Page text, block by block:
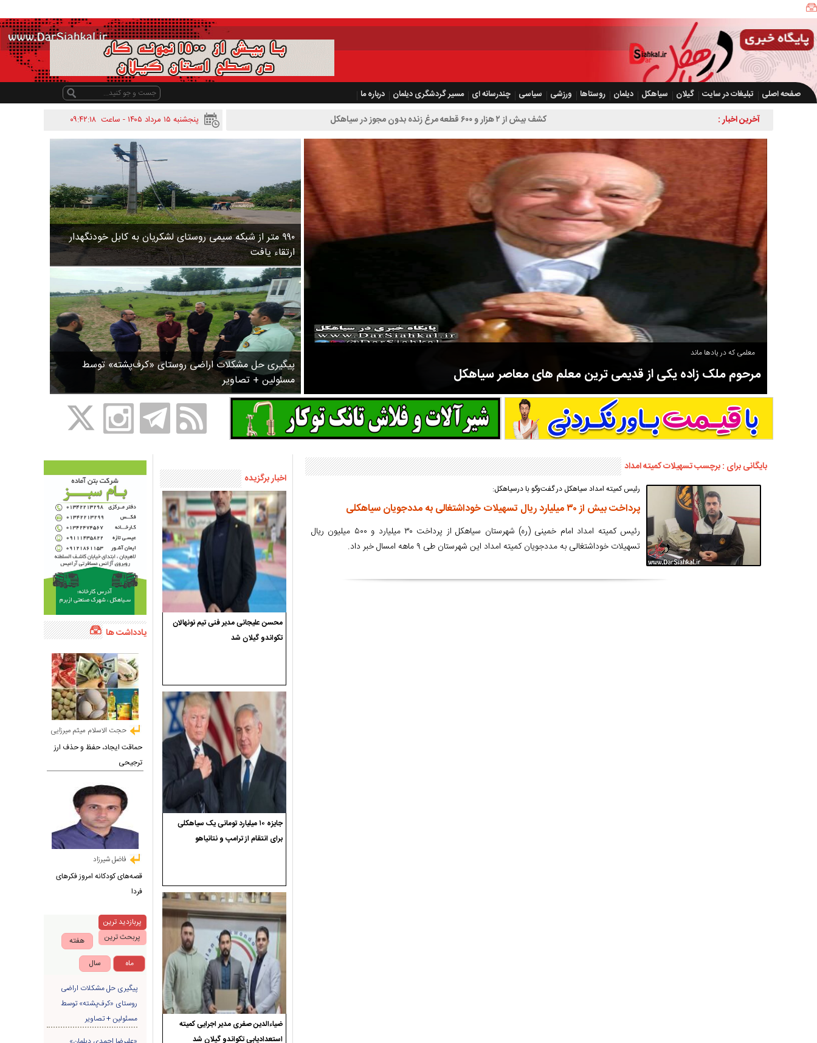
صفحه اصلی تبلیغات در سایت گیلان سیاهکل دیلمان روستاها ورزشی سیاسی چندرسانه ای مسیر گردشگری دیلمان
درباره ما
پنجشنبه ۱۵ مرداد ۱۴۰۵ - ساعت
۰۹:۴۲:۱۸ آخرین اخبار :
۹۹۰ متر از شبکه سیمی روستای لشکریان به کابل خودنگهدار
ارتقاء یافت
پیگیری حل مشکلات اراضی روستای «کرف‌پشته» توسط
مسئولین + تصاویر
معلمی که در یادها ماند
مرحوم ملک زاده یکی از قدیمی ترین معلم های معاصر سیاهکل
مرحوم ملک زاده از سال ۱۳۲۷ شروع به تدریس در مدارس سیاهکل کرد و در ۳۱ سال خدمت خود، علاوه بر تدریس در کلاس اول، معلم نهضت
سوادآموزی و عضو موسس مدرسه اورنگ سیاهکل نیز بود و در سال ۱۳۵۸ بازنشست شد.
بایگانی برای : برچسب تسهیلات کمیته امداد
رئیس کمیته امداد سیاهکل در گفت‌وگو با درسیاهکل:
پرداخت بیش از ۳۰ میلیارد ریال تسهیلات خوداشتغالی به مددجویان سیاهکلی
رئیس کمیته امداد امام خمینی (ره) شهرستان سیاهکل از پرداخت ۳۰ میلیارد و ۵۰۰ میلیون ریال
تسهیلات خوداشتغالی به مددجویان کمیته امداد این شهرستان طی ۹ ماهه امسال خبر داد.
اخبار برگزیده
محسن علیجانی مدیر فنی تیم نونهالان
تکواندو گیلان شد
جایزه ۱۰ میلیارد تومانی یک سیاهکلی
برای انتقام از ترامپ و نتانیاهو
ضیاءالدین صفری مدیر اجرایی کمیته
استعدادیابی تکواندو گیلان شد
یادداشت ها
حجت الاسلام میثم میرزایی
حماقت ایجاد، حفظ و حذف ارز
ترجیحی
فاضل شیرزاد
قصه‌های کودکانه امروز فکرهای
فردا
پربازدید ترین
پربحث ترین
هفته
ماه
سال
پیگیری حل مشکلات اراضی
روستای «کرف‌پشته» توسط
مسئولین + تصاویر